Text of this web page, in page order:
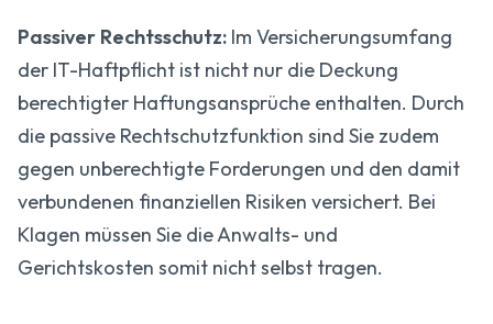
Passiver Rechtsschutz: Im Versicherungsumfang
der IT-Haftpflicht ist nicht nur die Deckung
berechtigter Haftungsansprüche enthalten. Durch
die passive Rechtschutzfunktion sind Sie zudem
gegen unberechtigte Forderungen und den damit
verbundenen finanziellen Risiken versichert. Bei
Klagen müssen Sie die Anwalts- und
Gerichtskosten somit nicht selbst tragen.